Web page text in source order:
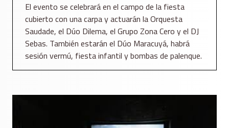
El evento se celebrará en el campo de la fiesta
cubierto con una carpa y actuarán la Orquesta
Saudade, el Dúo Dilema, el Grupo Zona Cero y el DJ
Sebas. También estarán el Dúo Maracuyá, habrá
sesión vermú, fiesta infantil y bombas de palenque.